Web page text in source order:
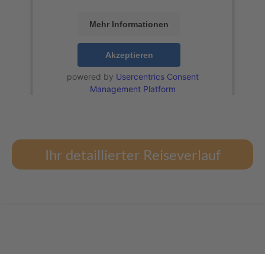
Mehr Informationen
Akzeptieren
powered by Usercentrics Consent
Management Platform
Ihr detaillierter Reiseverlauf